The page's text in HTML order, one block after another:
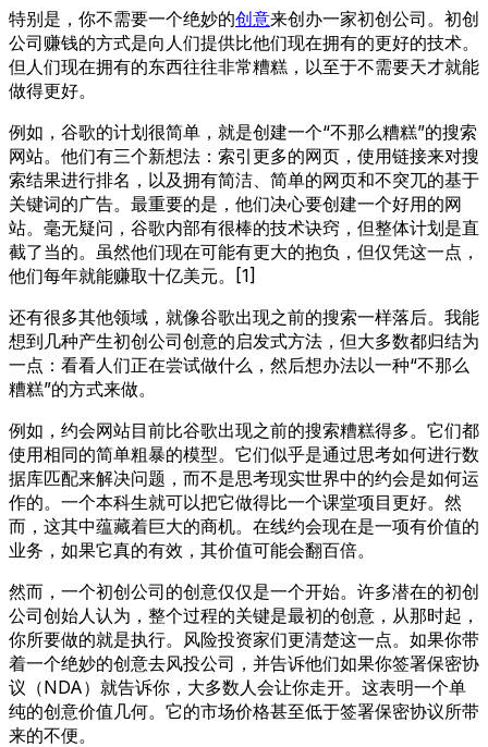
特别是，你不需要一个绝妙的创意来创办一家初创公司。初创
公司赚钱的方式是向人们提供比他们现在拥有的更好的技术。
但人们现在拥有的东西往往非常糟糕，以至于不需要天才就能
做得更好。
例如，谷歌的计划很简单，就是创建一个“不那么糟糕”的搜索
网站。他们有三个新想法：索引更多的网页，使用链接来对搜
索结果进行排名，以及拥有简洁、简单的网页和不突兀的基于
关键词的广告。最重要的是，他们决心要创建一个好用的网
站。毫无疑问，谷歌内部有很棒的技术诀窍，但整体计划是直
截了当的。虽然他们现在可能有更大的抱负，但仅凭这一点，
他们每年就能赚取十亿美元。[1]
还有很多其他领域，就像谷歌出现之前的搜索一样落后。我能
想到几种产生初创公司创意的启发式方法，但大多数都归结为
一点：看看人们正在尝试做什么，然后想办法以一种“不那么
糟糕”的方式来做。
例如，约会网站目前比谷歌出现之前的搜索糟糕得多。它们都
使用相同的简单粗暴的模型。它们似乎是通过思考如何进行数
据库匹配来解决问题，而不是思考现实世界中的约会是如何运
作的。一个本科生就可以把它做得比一个课堂项目更好。然
而，这其中蕴藏着巨大的商机。在线约会现在是一项有价值的
业务，如果它真的有效，其价值可能会翻百倍。
然而，一个初创公司的创意仅仅是一个开始。许多潜在的初创
公司创始人认为，整个过程的关键是最初的创意，从那时起，
你所要做的就是执行。风险投资家们更清楚这一点。如果你带
着一个绝妙的创意去风投公司，并告诉他们如果你签署保密协
议（NDA）就告诉你，大多数人会让你走开。这表明一个单
纯的创意价值几何。它的市场价格甚至低于签署保密协议所带
来的不便。